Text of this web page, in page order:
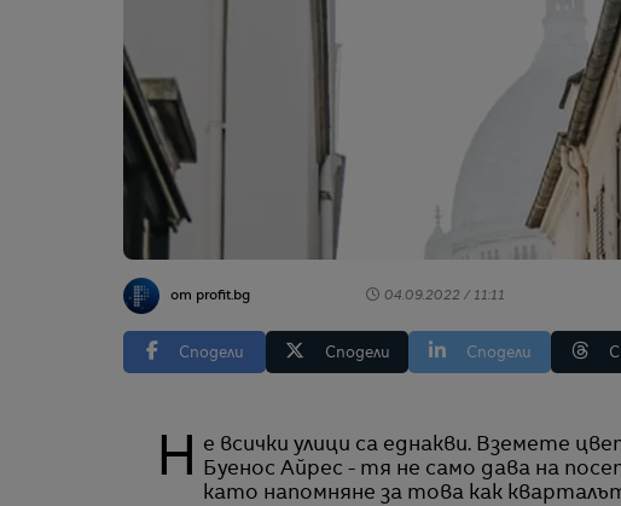
от profit.bg 04.09.2022 / 11:11
Сподели Сподели Сподели
Не всички улици са еднакви. Вземете цветната Каминито в квартал Ла Бока в
Буенос Айрес - тя не само дава на
като напомняне за това как